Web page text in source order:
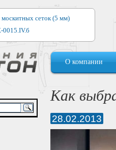
москитных сеток (5 мм)
алюминиевых окон
деревянных окон
0062.IV.б
для (4, 5, 6 мм)
О компании
Как
28.02.2013